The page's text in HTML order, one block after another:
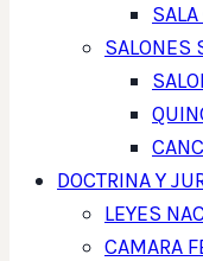
SALONES
DOCTRINA Y
LEYES
CAMARA